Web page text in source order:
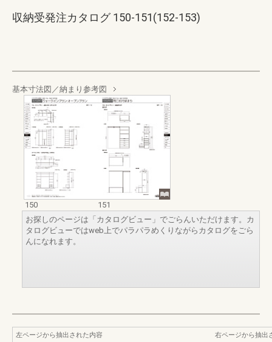
収納受発注カタログ 150-151(152-153)
基本寸法図／納まり参考図
150
151
お探しのページは「カタログビュー」でごらんいただけます。カ
タログビューではweb上でパラパラめくりながらカタログをごら
んになれます。
左ページから抽出された内容
右ページから抽出